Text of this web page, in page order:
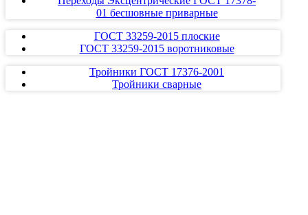
01 бесшовные приварные
ГОСТ 33259-2015 плоские
ГОСТ 33259-2015 воротниковые
Тройники ГОСТ 17376-2001
Тройники сварные